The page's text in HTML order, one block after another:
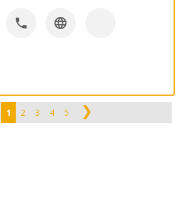
 
1 2 3 4 5 ❯